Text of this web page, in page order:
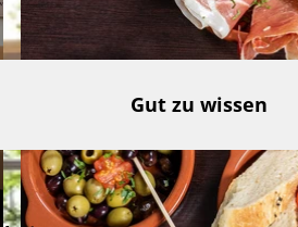
Gut zu wissen